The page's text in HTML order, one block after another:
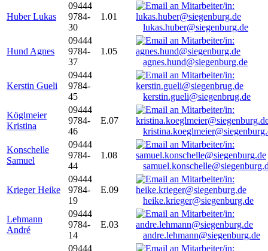
Huber Lukas
09444
9784-
30
1.01
lukas.huber@siegenburg.de
Hund Agnes
09444
9784-
37
1.05
agnes.hund@siegenburg.de
Kerstin Gueli
09444
9784-
45
kerstin.gueli@siegenbrug.de
Köglmeier
Kristina
09444
9784-
46
E.07
Konschelle
Samuel
09444
9784-
44
1.08
Krieger Heike
09444
9784-
19
E.09
heike.krieger@siegenburg.de
Lehmann
André
09444
9784-
14
E.03
andre.lehmann@siegenburg.de
09444